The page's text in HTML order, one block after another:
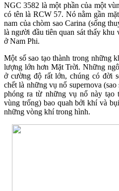
NGC 3582 là một phần của một
có tên là RCW 57. Nó nằm gần
nam của chòm sao Carina (sống
là người đầu tiên quan sát thấy
ở Nam Phi.
Một số sao tạo thành trong những
lượng lớn hơn Mặt Trời. Những
ở cường độ rất lớn, chúng có đời
chết là những vụ nổ supernova
phóng ra từ những vụ nổ này tạo
vùng trống) bao quah bởi khí và
những vòng khí trong hình.